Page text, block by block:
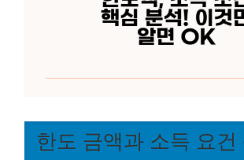
한도 금액과 소득 요건